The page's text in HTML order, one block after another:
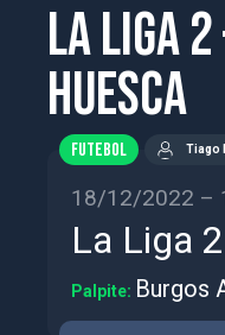
La Liga
Huesca
FUTEBOL Tiago
18/12/2022 –
La Liga 2
Palpite: Burgos